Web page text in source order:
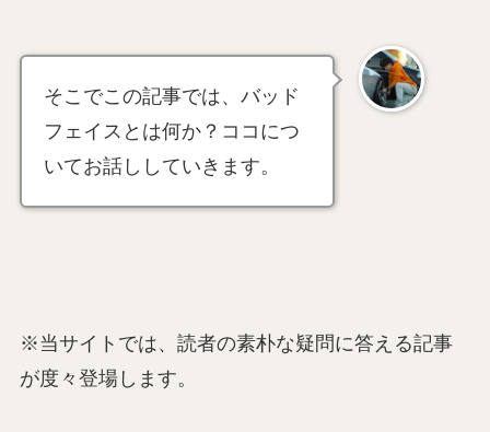
そこでこの記事では、バッド
フェイスとは何か？ココにつ
いてお話ししていきます。
※当サイトでは、読者の素朴な疑問に答える記事
が度々登場します。